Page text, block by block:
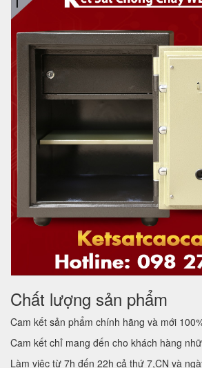
Chất lượng sản phẩm
Cam kết sản phẩm chính hãng và mới
Cam kết chỉ mang đến cho khách hàng
Làm việc từ 7h đến 22h cả thứ 7,CN và